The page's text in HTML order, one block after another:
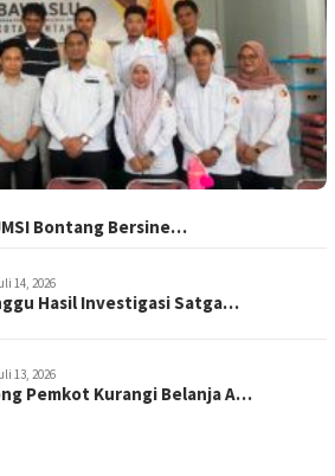
Bontang Bersine…
14, 2026
Hasil Investigasi Satga…
13, 2026
Pemkot Kurangi Belanja A…